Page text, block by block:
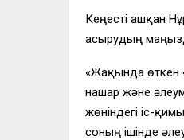
Кеңесті ашқан
асырудың
«Жақында өткен
нашар және
жөніндегі іс-
соның ішінде